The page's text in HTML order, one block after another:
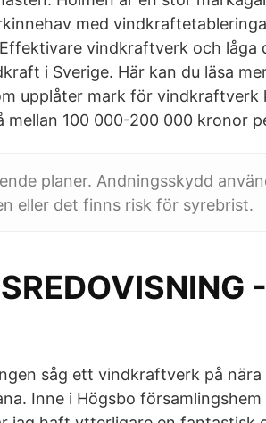
med
vindkraftverk och låga
i Sverige. Här kan du läsa
upplåter mark för vindkraftverk
mellan 100 000-200 000 kronor
planer. Andningsskydd
eller det finns risk för syrebrist.
såg ett vindkraftverk på
Inne i Högsbo